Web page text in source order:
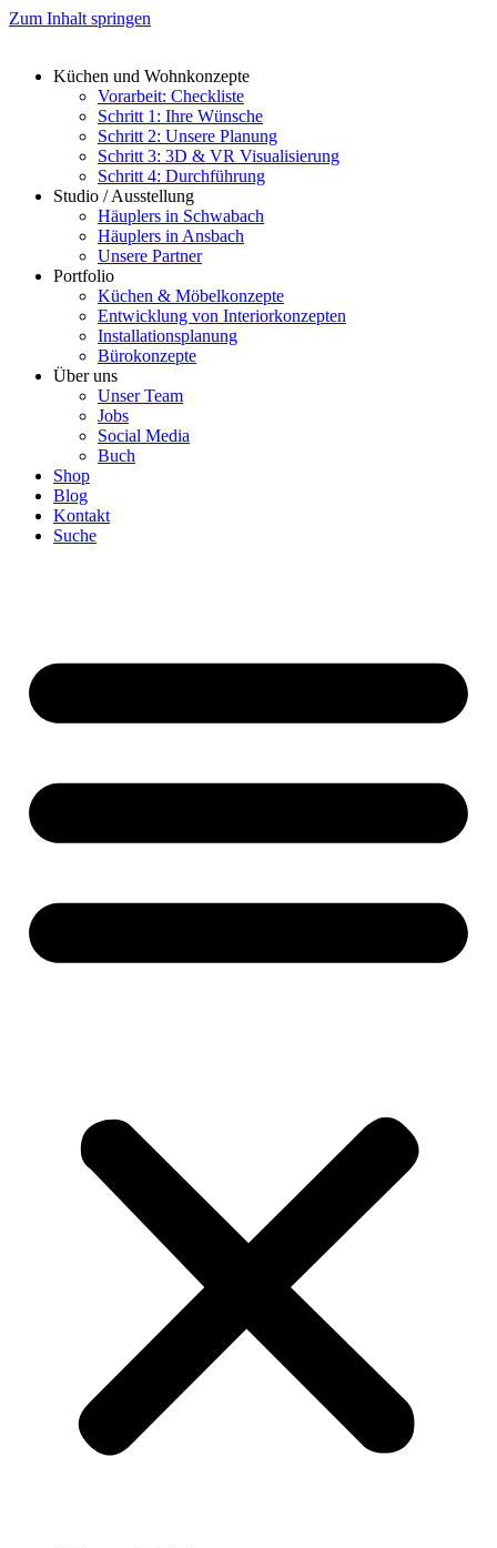
Zum Inhalt springen
Küchen und Wohnkonzepte
Vorarbeit: Checkliste
Schritt 1: Ihre Wünsche
Schritt 2: Unsere Planung
Schritt 3: 3D & VR Visualisierung
Schritt 4: Durchführung
Studio / Ausstellung
Häuplers in Schwabach
Häuplers in Ansbach
Unsere Partner
Portfolio
Küchen & Möbelkonzepte
Entwicklung von Interiorkonzepten
Installationsplanung
Bürokonzepte
Über uns
Unser Team
Jobs
Social Media
Buch
Shop
Blog
Kontakt
Suche